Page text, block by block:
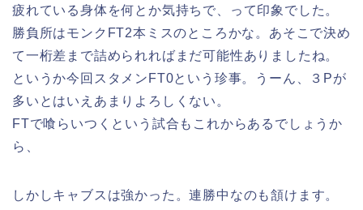
疲れている身体を何とか気持ちで、って印象でした。
勝負所はモンクFT2本ミスのところかな。あそこで決め
て一桁差まで詰められればまだ可能性ありましたね。
というか今回スタメンFT0という珍事。うーん、３Pが
多いとはいえあまりよろしくない。
FTで喰らいつくという試合もこれからあるでしょうか
ら、
しかしキャブスは強かった。連勝中なのも頷けます。